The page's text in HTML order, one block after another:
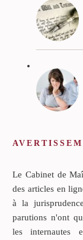
Le Cabinet de
des articles en
à la
parutions n'ont
les internautes